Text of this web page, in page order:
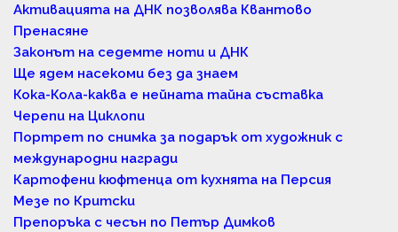
Активацията на ДНК позволява Квантово
Пренасяне
Законът на седемте ноти и ДНК
Ще ядем насекоми без да знаем
Кока-Кола-каква е нейната тайна съставка
Черепи на Циклопи
Портрет по снимка за подарък от художник с
международни награди
Картофени кюфтенца от кухнята на Персия
Мезе по Критски
Препоръка с чесън по Петър Димков